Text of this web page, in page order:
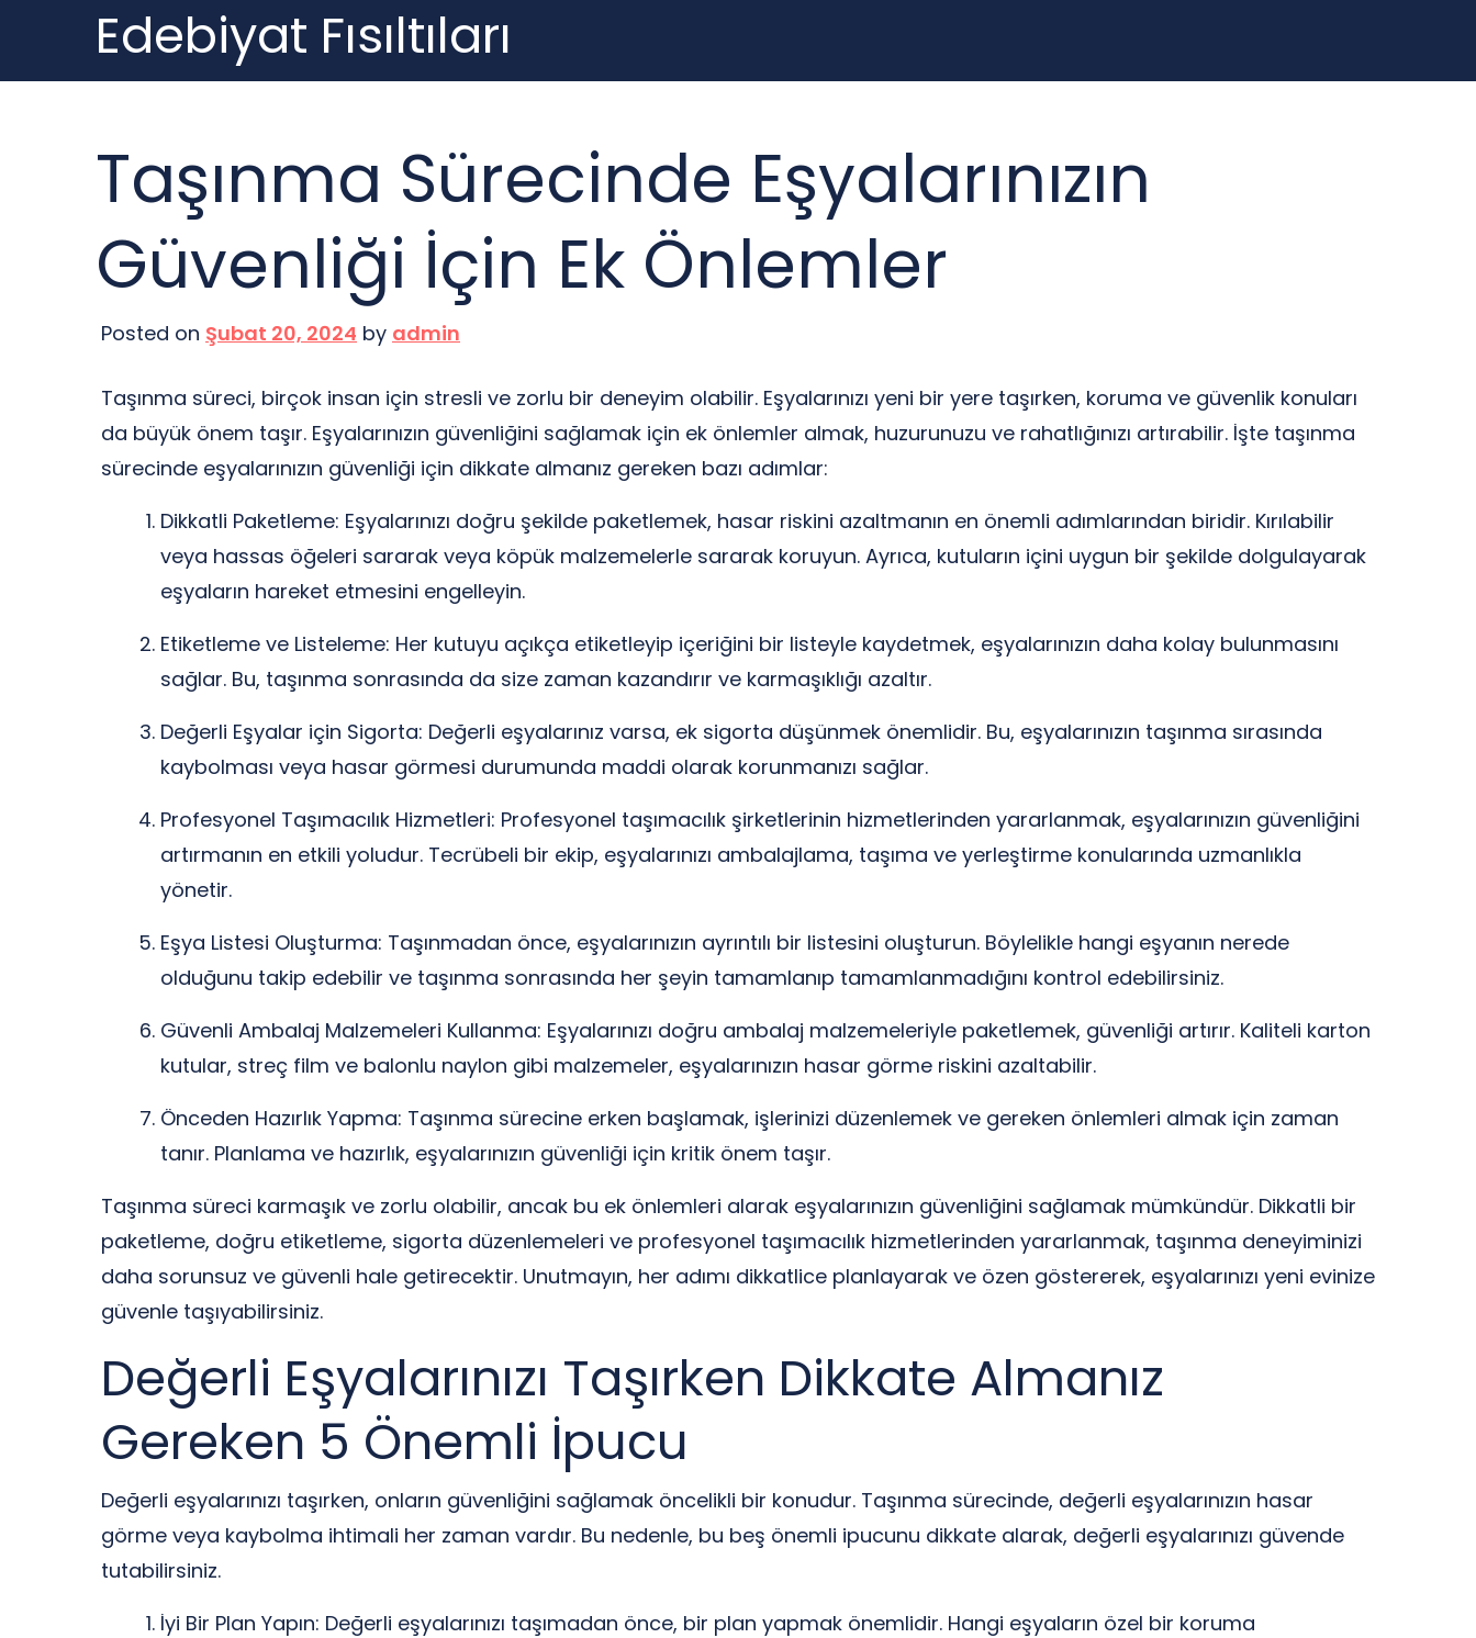
content
Edebiyat Fısıltıları
Taşınma Sürecinde Eşyalarınızın
Güvenliği İçin Ek Önlemler
Posted on Şubat 20, 2024 by admin
Taşınma süreci, birçok insan için stresli ve zorlu bir deneyim olabilir. Eşyalarınızı yeni bir yere taşırken, koruma ve güvenlik konuları
da büyük önem taşır. Eşyalarınızın güvenliğini sağlamak için ek önlemler almak, huzurunuzu ve rahatlığınızı artırabilir. İşte taşınma
sürecinde eşyalarınızın güvenliği için dikkate almanız gereken bazı adımlar:
Dikkatli Paketleme: Eşyalarınızı doğru şekilde paketlemek, hasar riskini azaltmanın en önemli adımlarından biridir. Kırılabilir
veya hassas öğeleri sararak veya köpük malzemelerle sararak koruyun. Ayrıca, kutuların içini uygun bir şekilde dolgulayarak
eşyaların hareket etmesini engelleyin.
Etiketleme ve Listeleme: Her kutuyu açıkça etiketleyip içeriğini bir listeyle kaydetmek, eşyalarınızın daha kolay bulunmasını
sağlar. Bu, taşınma sonrasında da size zaman kazandırır ve karmaşıklığı azaltır.
Değerli Eşyalar için Sigorta: Değerli eşyalarınız varsa, ek sigorta düşünmek önemlidir. Bu, eşyalarınızın taşınma sırasında
kaybolması veya hasar görmesi durumunda maddi olarak korunmanızı sağlar.
Profesyonel Taşımacılık Hizmetleri: Profesyonel taşımacılık şirketlerinin hizmetlerinden yararlanmak, eşyalarınızın güvenliğini
artırmanın en etkili yoludur. Tecrübeli bir ekip, eşyalarınızı ambalajlama, taşıma ve yerleştirme konularında uzmanlıkla
yönetir.
Eşya Listesi Oluşturma: Taşınmadan önce, eşyalarınızın ayrıntılı bir listesini oluşturun. Böylelikle hangi eşyanın nerede
olduğunu takip edebilir ve taşınma sonrasında her şeyin tamamlanıp tamamlanmadığını kontrol edebilirsiniz.
Güvenli Ambalaj Malzemeleri Kullanma: Eşyalarınızı doğru ambalaj malzemeleriyle paketlemek, güvenliği artırır. Kaliteli karton
kutular, streç film ve balonlu naylon gibi malzemeler, eşyalarınızın hasar görme riskini azaltabilir.
Önceden Hazırlık Yapma: Taşınma sürecine erken başlamak, işlerinizi düzenlemek ve gereken önlemleri almak için zaman
tanır. Planlama ve hazırlık, eşyalarınızın güvenliği için kritik önem taşır.
Taşınma süreci karmaşık ve zorlu olabilir, ancak bu ek önlemleri alarak eşyalarınızın güvenliğini sağlamak mümkündür. Dikkatli bir
paketleme, doğru etiketleme, sigorta düzenlemeleri ve profesyonel taşımacılık hizmetlerinden yararlanmak, taşınma deneyiminizi
daha sorunsuz ve güvenli hale getirecektir. Unutmayın, her adımı dikkatlice planlayarak ve özen göstererek, eşyalarınızı yeni evinize
güvenle taşıyabilirsiniz.
Değerli Eşyalarınızı Taşırken Dikkate Almanız
Gereken 5 Önemli İpucu
Değerli eşyalarınızı taşırken, onların güvenliğini sağlamak öncelikli bir konudur. Taşınma sürecinde, değerli eşyalarınızın hasar
görme veya kaybolma ihtimali her zaman vardır. Bu nedenle, bu beş önemli ipucunu dikkate alarak, değerli eşyalarınızı güvende
tutabilirsiniz.
İyi Bir Plan Yapın: Değerli eşyalarınızı taşımadan önce, bir plan yapmak önemlidir. Hangi eşyaların özel bir koruma